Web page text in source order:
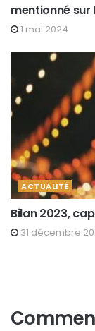
mentionné sur
1 mai 2024
ACTUALITÉ
Bilan 2023,
31 décembre